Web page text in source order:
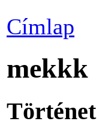
Címlap
mekkk
Történet